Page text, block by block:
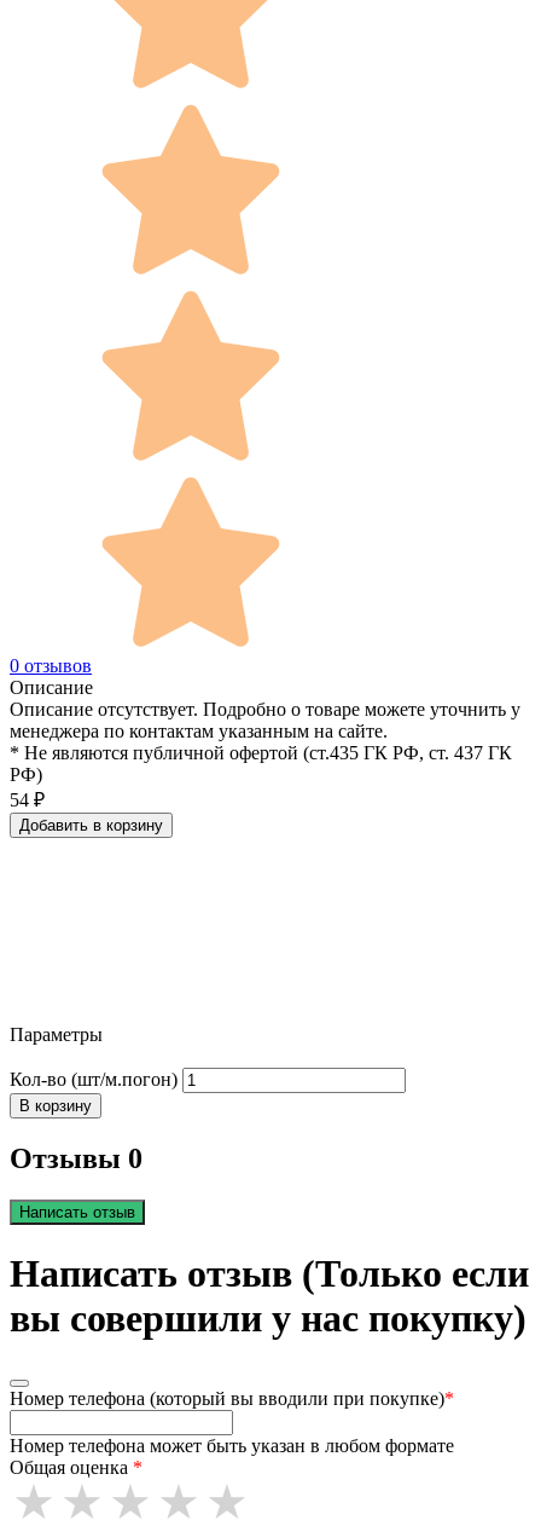
0 отзывов
Описание
Описание отсутствует. Подробно о товаре можете уточнить у
менеджера по контактам указанным на сайте.
* Не являются публичной офертой (ст.435 ГК РФ, cт. 437 ГК
РФ)
54 ₽
Добавить в корзину
Параметры
Кол-во (шт/м.погон)
В корзину
Отзывы 0
Написать отзыв
Написать отзыв (Только если
вы совершили у нас покупку)
Номер телефона (который вы вводили при покупке)*
Номер телефона может быть указан в любом формате
Общая оценка *